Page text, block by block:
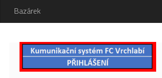
Bazárek